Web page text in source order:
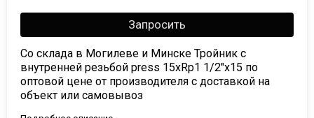
Запросить
Со склада в Могилеве и Минске Тройник с
внутренней резьбой press 15хRp1 1/2"х15 по
оптовой цене от производителя с доставкой на
объект или самовывоз